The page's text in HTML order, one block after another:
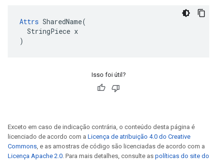
Attrs SharedName(
  StringPiece x
)
Isso foi útil?
Exceto em caso de indicação contrária, o conteúdo desta página é
licenciado de acordo com a Licença de atribuição 4.0 do Creative
Commons, e as amostras de código são licenciadas de acordo com a
Licença Apache 2.0. Para mais detalhes, consulte as políticas do site do